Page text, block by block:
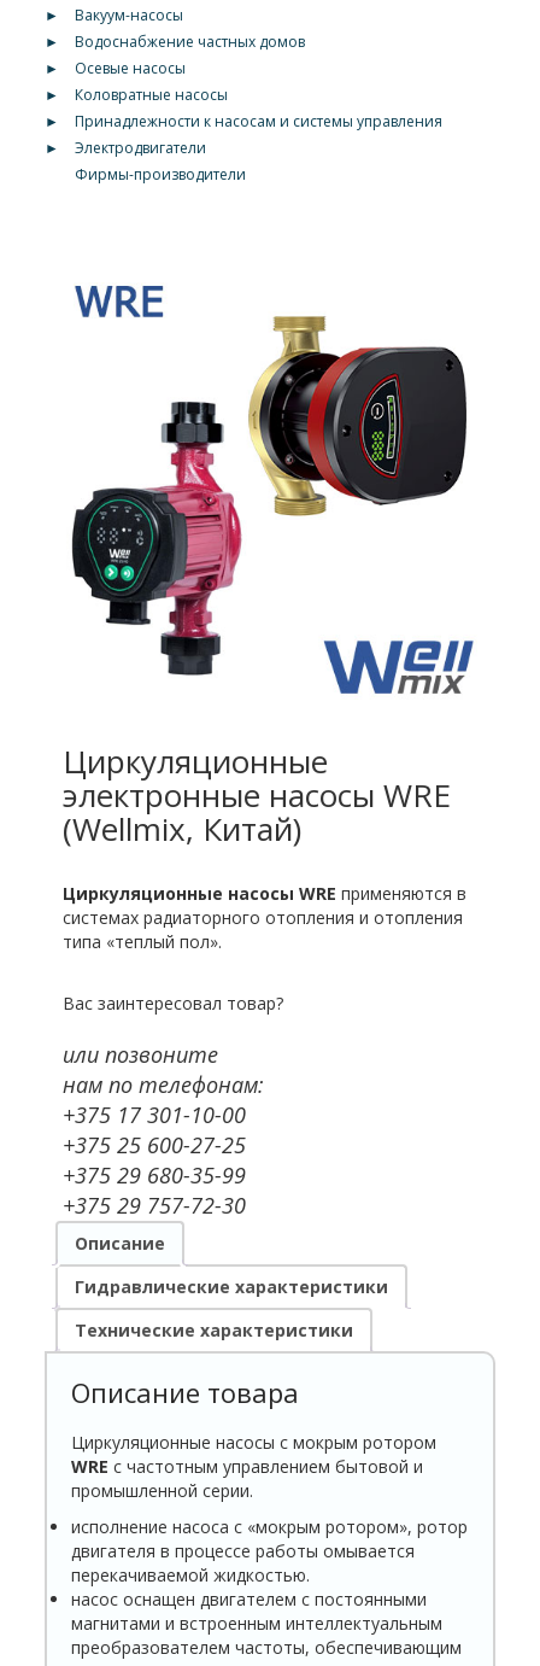
►
Вакуум-насосы
►
Водоснабжение частных домов
►
Осевые насосы
►
Коловратные насосы
►
Принадлежности к насосам и системы управления
►
Электродвигатели
Фирмы-производители
Циркуляционные
электронные насосы WRE
(Wellmix, Китай)
Циркуляционные насосы WRE применяются в
системах радиаторного отопления и отопления
типа «теплый пол».
Вас заинтересовал товар?
или позвоните
нам по телефонам:
+375 17 301-10-00
+375 25 600-27-25
+375 29 680-35-99
+375 29 757-72-30
Описание
Гидравлические характеристики
Технические характеристики
Описание товара
Циркуляционные насосы c мокрым ротором
WRE с частотным управлением бытовой и
промышленной серии.
исполнение насоса с «мокрым ротором», ротор
двигателя в процессе работы омывает­ся
перекачиваемой жидкостью.
насос оснащен двигателем с постоянными
магнитами и встроенным интеллектуаль­ным
преобразователем частоты, обеспечивающим